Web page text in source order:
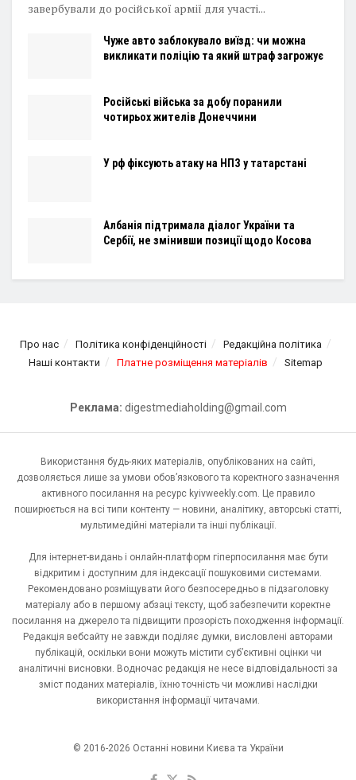
завербували до російської армії для участі...
Чуже авто заблокувало виїзд: чи можна
викликати поліцію та який штраф загрожує
Російські війська за добу поранили
чотирьох жителів Донеччини
У рф фіксують атаку на НПЗ у татарстані
Албанія підтримала діалог України та
Сербії, не змінивши позиції щодо Косова
Про нас Політика конфіденційності
Редакційна політика
Наші контакти
Платне розміщення матеріалів Sitemap
Реклама: digestmediaholding@gmail.com
Використання будь-яких матеріалів, опублікованих на сайті,
дозволяється лише за умови обов’язкового та коректного зазначення
активного посилання на ресурс kyivweekly.com. Це правило
поширюється на всі типи контенту — новини, аналітику, авторські статті,
мультимедійні матеріали та інші публікації.
Для інтернет-видань і онлайн-платформ гіперпосилання має бути
відкритим і доступним для індексації пошуковими системами.
Рекомендовано розміщувати його безпосередньо в підзаголовку
матеріалу або в першому абзаці тексту, щоб забезпечити коректне
посилання на джерело та підвищити прозорість походження інформації.
Редакція вебсайту не завжди поділяє думки, висловлені авторами
публікацій, оскільки вони можуть містити суб’єктивні оцінки чи
аналітичні висновки. Водночас редакція не несе відповідальності за
зміст поданих матеріалів, їхню точність чи можливі наслідки
використання інформації читачами.
© 2016-2026 Останні новини Києва та України